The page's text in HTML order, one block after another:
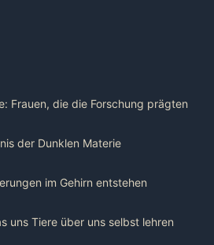
Frauen, die die Forschung prägten
der Dunklen Materie
im Gehirn entstehen
uns Tiere über uns selbst lehren